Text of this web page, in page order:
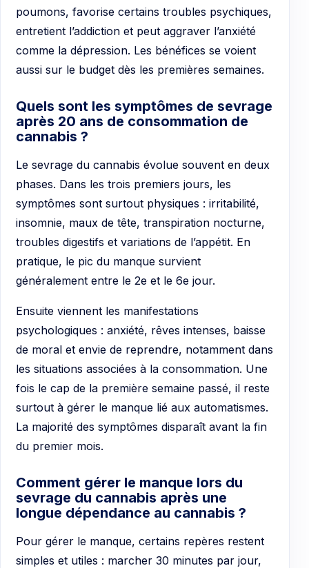
poumons, favorise certains troubles psychiques,
entretient l’addiction et peut aggraver l’anxiété
comme la dépression. Les bénéfices se voient
aussi sur le budget dès les premières semaines.
Quels sont les symptômes de sevrage
après 20 ans de consommation de
cannabis ?
Le sevrage du cannabis évolue souvent en deux
phases. Dans les trois premiers jours, les
symptômes sont surtout physiques : irritabilité,
insomnie, maux de tête, transpiration nocturne,
troubles digestifs et variations de l’appétit. En
pratique, le pic du manque survient
généralement entre le 2e et le 6e jour.
Ensuite viennent les manifestations
psychologiques : anxiété, rêves intenses, baisse
de moral et envie de reprendre, notamment dans
les situations associées à la consommation. Une
fois le cap de la première semaine passé, il reste
surtout à gérer le manque lié aux automatismes.
La majorité des symptômes disparaît avant la fin
du premier mois.
Comment gérer le manque lors du
sevrage du cannabis après une
longue dépendance au cannabis ?
Pour gérer le manque, certains repères restent
simples et utiles : marcher 30 minutes par jour,